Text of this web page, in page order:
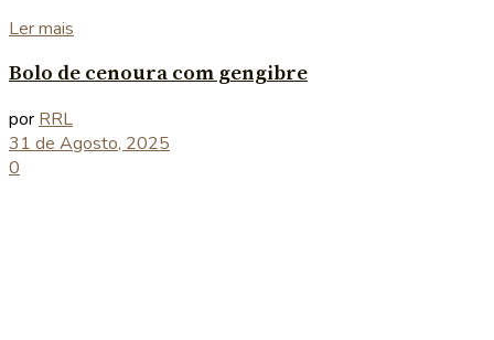
Ler mais
Bolo de cenoura com gengibre
por RRL
31 de Agosto, 2025
0